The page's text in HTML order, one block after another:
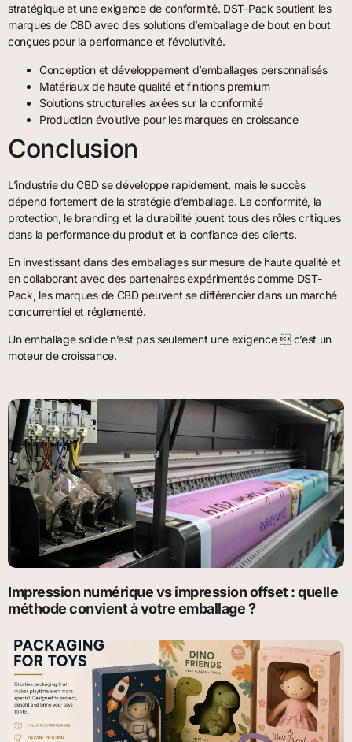
stratégique et une exigence de conformité. DST-Pack soutient les
marques de CBD avec des solutions d’emballage de bout en bout
conçues pour la performance et l’évolutivité.
Conception et développement d’emballages personnalisés
Matériaux de haute qualité et finitions premium
Solutions structurelles axées sur la conformité
Production évolutive pour les marques en croissance
Conclusion
L’industrie du CBD se développe rapidement, mais le succès
dépend fortement de la stratégie d’emballage. La conformité, la
protection, le branding et la durabilité jouent tous des rôles critiques
dans la performance du produit et la confiance des clients.
En investissant dans des emballages sur mesure de haute qualité et
en collaborant avec des partenaires expérimentés comme DST-
Pack, les marques de CBD peuvent se différencier dans un marché
concurrentiel et réglementé.
Un emballage solide n’est pas seulement une exigence  c’est un
moteur de croissance.
Impression numérique vs impression offset : quelle
méthode convient à votre emballage ?